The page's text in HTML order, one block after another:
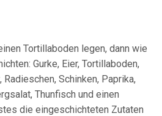
Tortillaboden legen, dann wie
Gurke, Eier, Tortillaboden,
Schinken, Paprika,
Thunfisch und einen
die eingeschichteten Zutaten